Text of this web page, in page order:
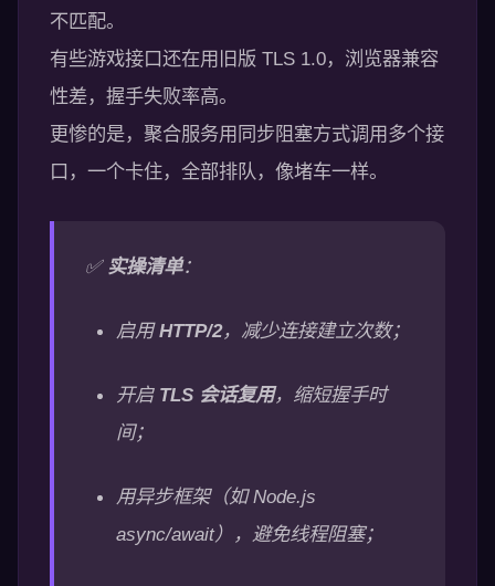
不匹配。
有些游戏接口还在用旧版 TLS 1.0，浏览器兼容
性差，握手失败率高。
更惨的是，聚合服务用同步阻塞方式调用多个接
口，一个卡住，全部排队，像堵车一样。
✅ 实操清单：
启用HTTP/2，减少连接建立次数；
开启 TLS 会话复用，缩短握手时
间；
用异步框架（如 Node.js
async/await），避免线程阻塞；